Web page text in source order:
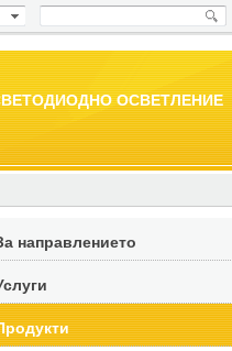
ОСВЕТЛЕНИЕ
направлението